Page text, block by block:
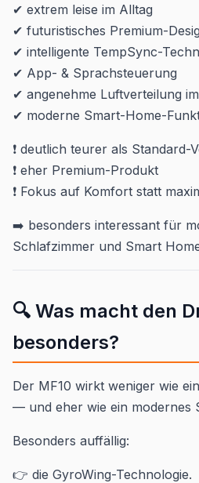
✔ extrem leise im Alltag
✔ futuristisches Premium-
✔ intelligente TempSync-
✔ App- & Sprachsteuerung
✔ angenehme Luftverteilung
✔ moderne Smart-Home-
❗ deutlich teurer als Standard-
❗ eher Premium-Produkt
❗ Fokus auf Komfort statt
➡️ besonders interessant für
Schlafzimmer und Smart
🔍 Was macht den
besonders?
Der MF10 wirkt weniger wie
— und eher wie ein modernes
Besonders auffällig:
👉 die GyroWing-Technologie.